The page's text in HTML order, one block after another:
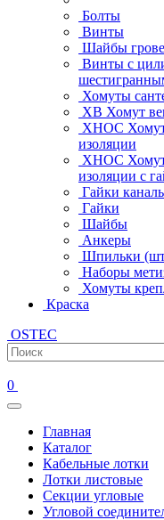
Болты
Винты
Шайбы
Винты с
Хомуты
ХВ Хомут
ХНОС Хомут
изоляции
ХНОС Хомут
изоляции с
Гайки
Гайки
Шайбы
Анкеры
Шпильки
Наборы
Хомуты
Краска
OSTEC
0
Главная
Каталог
Кабельные лотки
Лотки листовые
Секции угловые
Угловой